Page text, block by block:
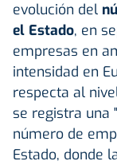
evolución del
el Estado, en
empresas en
intensidad en
respecta al
se registra una
número de
Estado, donde